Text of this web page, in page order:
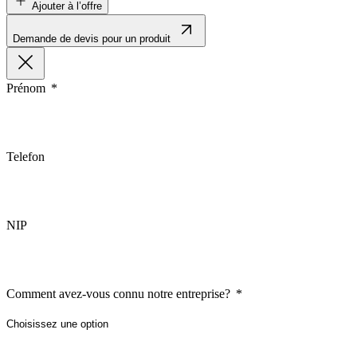
Ajouter à l’offre
Demande de devis pour un produit
Prénom
Telefon
NIP
Comment avez-vous connu notre entreprise?
ne stockent aucune donnée
Les cookies liés aux
comme votre langue préférée
Les cookies statistiques
Marketing